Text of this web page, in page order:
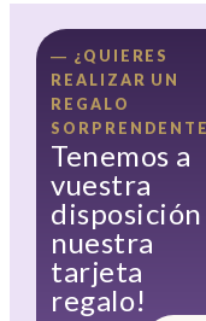
― ¿QUIERES
REALIZAR UN
REGALO
Tenemos a
vuestra
disposición
nuestra
tarjeta
regalo!